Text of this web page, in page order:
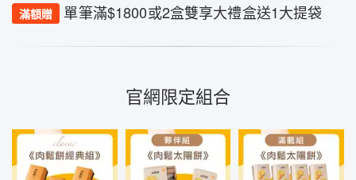
滿額贈 單筆滿$1800或2盒雙享大禮盒送1大提袋
官網限定組合